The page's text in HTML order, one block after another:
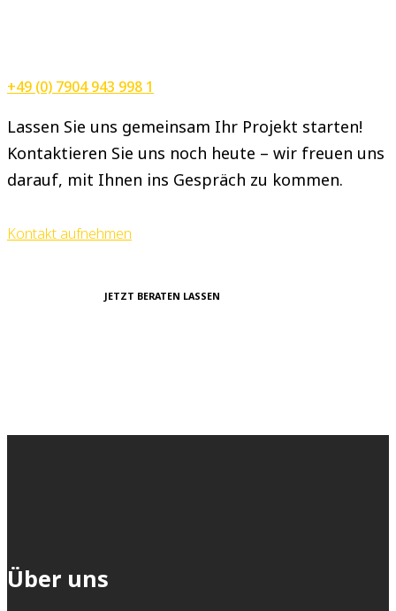
+49 (0) 7904 943 998 1
Lassen Sie uns gemeinsam Ihr Projekt starten!
Kontaktieren Sie uns noch heute – wir freuen uns
darauf, mit Ihnen ins Gespräch zu kommen.
Kontakt aufnehmen
JETZT BERATEN LASSEN
Über uns